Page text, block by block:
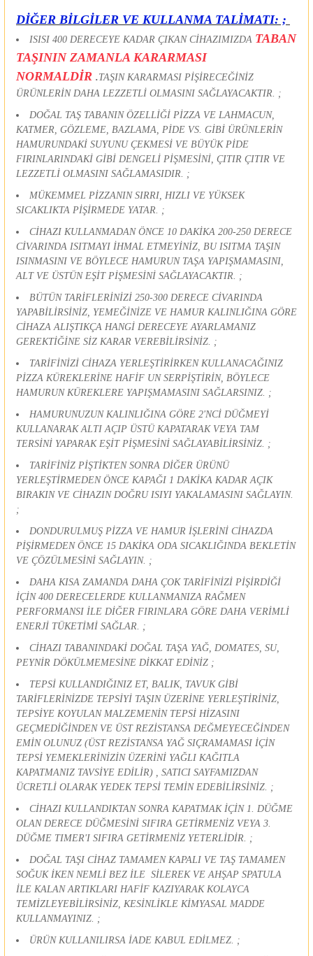
DİĞER BİLGİLER VE KULLANMA TALİMATI: ;
ISISI 400 DERECEYE KADAR ÇIKAN CİHAZIMIZDA TABAN
TAŞININ ZAMANLA KARARMASI
NORMALDİR .TAŞIN KARARMASI PİŞİRECEĞİNİZ
ÜRÜNLERİN DAHA LEZZETLİ OLMASINI SAĞLAYACAKTIR. ;
DOĞAL TAŞ TABANIN ÖZELLİĞİ PİZZA VE LAHMACUN,
KATMER, GÖZLEME, BAZLAMA, PİDE VS. GİBİ ÜRÜNLERİN
HAMURUNDAKİ SUYUNU ÇEKMESİ VE BÜYÜK PİDE
FIRINLARINDAKİ GİBİ DENGELİ PİŞMESİNİ, ÇITIR ÇITIR VE
LEZZETLİ OLMASINI SAĞLAMASIDIR. ;
MÜKEMMEL PİZZANIN SIRRI, HIZLI VE YÜKSEK
SICAKLIKTA PİŞİRMEDE YATAR. ;
CİHAZI KULLANMADAN ÖNCE 10 DAKİKA 200-250 DERECE
CİVARINDA ISITMAYI İHMAL ETMEYİNİZ, BU ISITMA TAŞIN
ISINMASINI VE BÖYLECE HAMURUN TAŞA YAPIŞMAMASINI,
ALT VE ÜSTÜN EŞİT PİŞMESİNİ SAĞLAYACAKTIR. ;
BÜTÜN TARİFLERİNİZİ 250-300 DERECE CİVARINDA
YAPABİLİRSİNİZ, YEMEĞİNİZE VE HAMUR KALINLIĞINA GÖRE
CİHAZA ALIŞTIKÇA HANGİ DERECEYE AYARLAMANIZ
GEREKTİĞİNE SİZ KARAR VEREBİLİRSİNİZ. ;
TARİFİNİZİ CİHAZA YERLEŞTİRİRKEN KULLANACAĞINIZ
PİZZA KÜREKLERİNE HAFİF UN SERPİŞTİRİN, BÖYLECE
HAMURUN KÜREKLERE YAPIŞMAMASINI SAĞLARSINIZ. ;
HAMURUNUZUN KALINLIĞINA GÖRE 2'NCİ DÜĞMEYİ
KULLANARAK ALTI AÇIP ÜSTÜ KAPATARAK VEYA TAM
TERSİNİ YAPARAK EŞİT PİŞMESİNİ SAĞLAYABİLİRSİNİZ. ;
TARİFİNİZ PİŞTİKTEN SONRA DİĞER ÜRÜNÜ
YERLEŞTİRMEDEN ÖNCE KAPAĞI 1 DAKİKA KADAR AÇIK
BIRAKIN VE CİHAZIN DOĞRU ISIYI YAKALAMASINI SAĞLAYIN.
;
DONDURULMUŞ PİZZA VE HAMUR İŞLERİNİ CİHAZDA
PİŞİRMEDEN ÖNCE 15 DAKİKA ODA SICAKLIĞINDA BEKLETİN
VE ÇÖZÜLMESİNİ SAĞLAYIN. ;
DAHA KISA ZAMANDA DAHA ÇOK TARİFİNİZİ PİŞİRDİĞİ
İÇİN 400 DERECELERDE KULLANMANIZA RAĞMEN
PERFORMANSI İLE DİĞER FIRINLARA GÖRE DAHA VERİMLİ
ENERJİ TÜKETİMİ SAĞLAR. ;
CİHAZI TABANINDAKİ DOĞAL TAŞA YAĞ, DOMATES, SU,
PEYNİR DÖKÜLMEMESİNE DİKKAT EDİNİZ ;
TEPSİ KULLANDIĞINIZ ET, BALIK, TAVUK GİBİ
TARİFLERİNİZDE TEPSİYİ TAŞIN ÜZERİNE YERLEŞTİRİNİZ,
TEPSİYE KOYULAN MALZEMENİN TEPSİ HİZASINI
GEÇMEDİĞİNDEN VE ÜST REZİSTANSA DEĞMEYECEĞİNDEN
EMİN OLUNUZ (ÜST REZİSTANSA YAĞ SIÇRAMAMASI İÇİN
TEPSİ YEMEKLERİNİZİN ÜZERİNİ YAĞLI KAĞITLA
KAPATMANIZ TAVSİYE EDİLİR) , SATICI SAYFAMIZDAN
ÜCRETLİ OLARAK YEDEK TEPSİ TEMİN EDEBİLİRSİNİZ. ;
CİHAZI KULLANDIKTAN SONRA KAPATMAK İÇİN 1. DÜĞME
OLAN DERECE DÜĞMESİNİ SIFIRA GETİRMENİZ VEYA 3.
DÜĞME TIMER'I SIFIRA GETİRMENİZ YETERLİDİR. ;
DOĞAL TAŞI CİHAZ TAMAMEN KAPALI VE TAŞ TAMAMEN
SOĞUK İKEN NEMLİ BEZ İLE SİLEREK VE AHŞAP SPATULA
İLE KALAN ARTIKLARI HAFİF KAZIYARAK KOLAYCA
TEMİZLEYEBİLİRSİNİZ, KESİNLİKLE KİMYASAL MADDE
KULLANMAYINIZ. ;
ÜRÜN KULLANILIRSA İADE KABUL EDİLMEZ. ;